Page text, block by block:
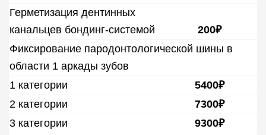
Герметизация дентинных
канальцев бондинг-системой
200₽
Фиксирование пародонтологической шины в
области 1 аркады зубов
1 категории
5400₽
2 категории
7300₽
3 категории
9300₽